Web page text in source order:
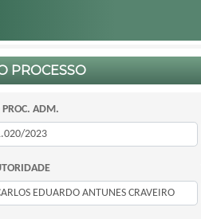
PROCESSO
PROC. ADM.